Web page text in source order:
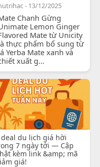
- 13/12/2025
Chanh Gừng
Lemon Ginger
Mate từ Unicity
thực phẩm bổ sung từ
Yerba Mate xanh và
xuất g...
du lịch giá hời
7 ngày tới — Cập
kèm link &amp; mã
giá!